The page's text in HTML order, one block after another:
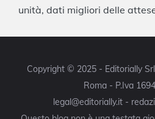
unità, dati migliori delle
Copyright © 2025 - Editorially
Roma - P.Iva
legal@editorially.it -